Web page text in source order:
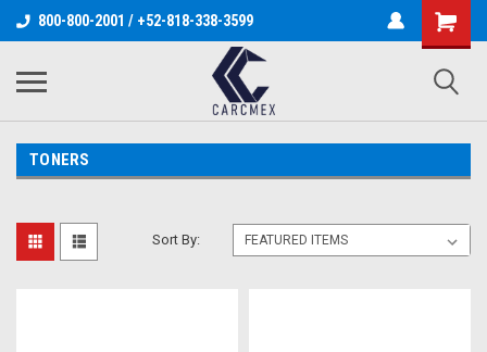
800-800-2001 / +52-818-338-3599
TONERS
Sort By: